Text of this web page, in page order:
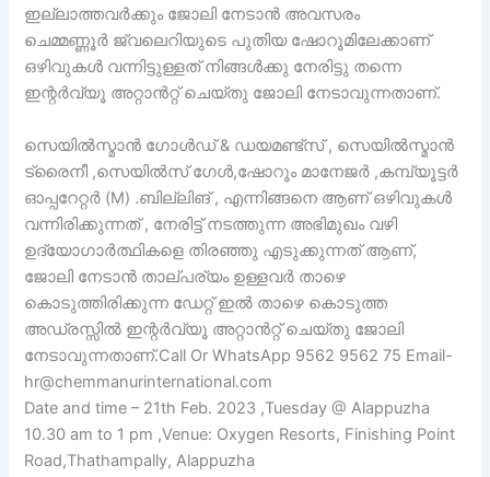
ഇല്ലാത്തവർക്കും ജോലി നേടാൻ അവസരം
ചെമ്മണ്ണൂർ ജ്വലെറിയുടെ പുതിയ ഷോറൂമിലേക്കാണ്
ഒഴിവുകൾ വന്നിട്ടുള്ളത് നിങ്ങൾക്കു നേരിട്ടു തന്നെ
ഇന്റർവ്യൂ അറ്റാൻറ്റ് ചെയ്തു ജോലി നേടാവുന്നതാണ്.
സെയിൽസ്മാൻ ഗോൾഡ് & ഡയമണ്ട്സ് , സെയിൽസ്മാൻ
ട്രൈനീ ,സെയിൽസ് ഗേൾ,ഷോറൂം മാനേജർ ,കമ്പ്യൂട്ടർ
ഓപ്പറേറ്റർ (M) .ബില്ലിങ് , എന്നിങ്ങനെ ആണ് ഒഴിവുകൾ
വന്നിരിക്കുന്നത് , നേരിട്ട് നടത്തുന്ന അഭിമുഖം വഴി
ഉദ്യോഗാർത്ഥികളെ തിരഞ്ഞു എടുക്കുന്നത് ആണ്,
ജോലി നേടാൻ താല്പര്യം ഉള്ളവർ താഴെ
കൊടുത്തിരിക്കുന്ന ഡേറ്റ് ഇൽ താഴെ കൊടുത്ത
അഡ്രസ്സിൽ ഇന്റർവ്യൂ അറ്റാൻറ്റ് ചെയ്തു ജോലി
നേടാവുന്നതാണ്.Call Or WhatsApp 9562 9562 75 Email-
hr@chemmanurinternational.com
Date and time – 21th Feb. 2023 ,Tuesday @ Alappuzha
10.30 am to 1 pm ,Venue: Oxygen Resorts, Finishing Point
Road,Thathampally, Alappuzha